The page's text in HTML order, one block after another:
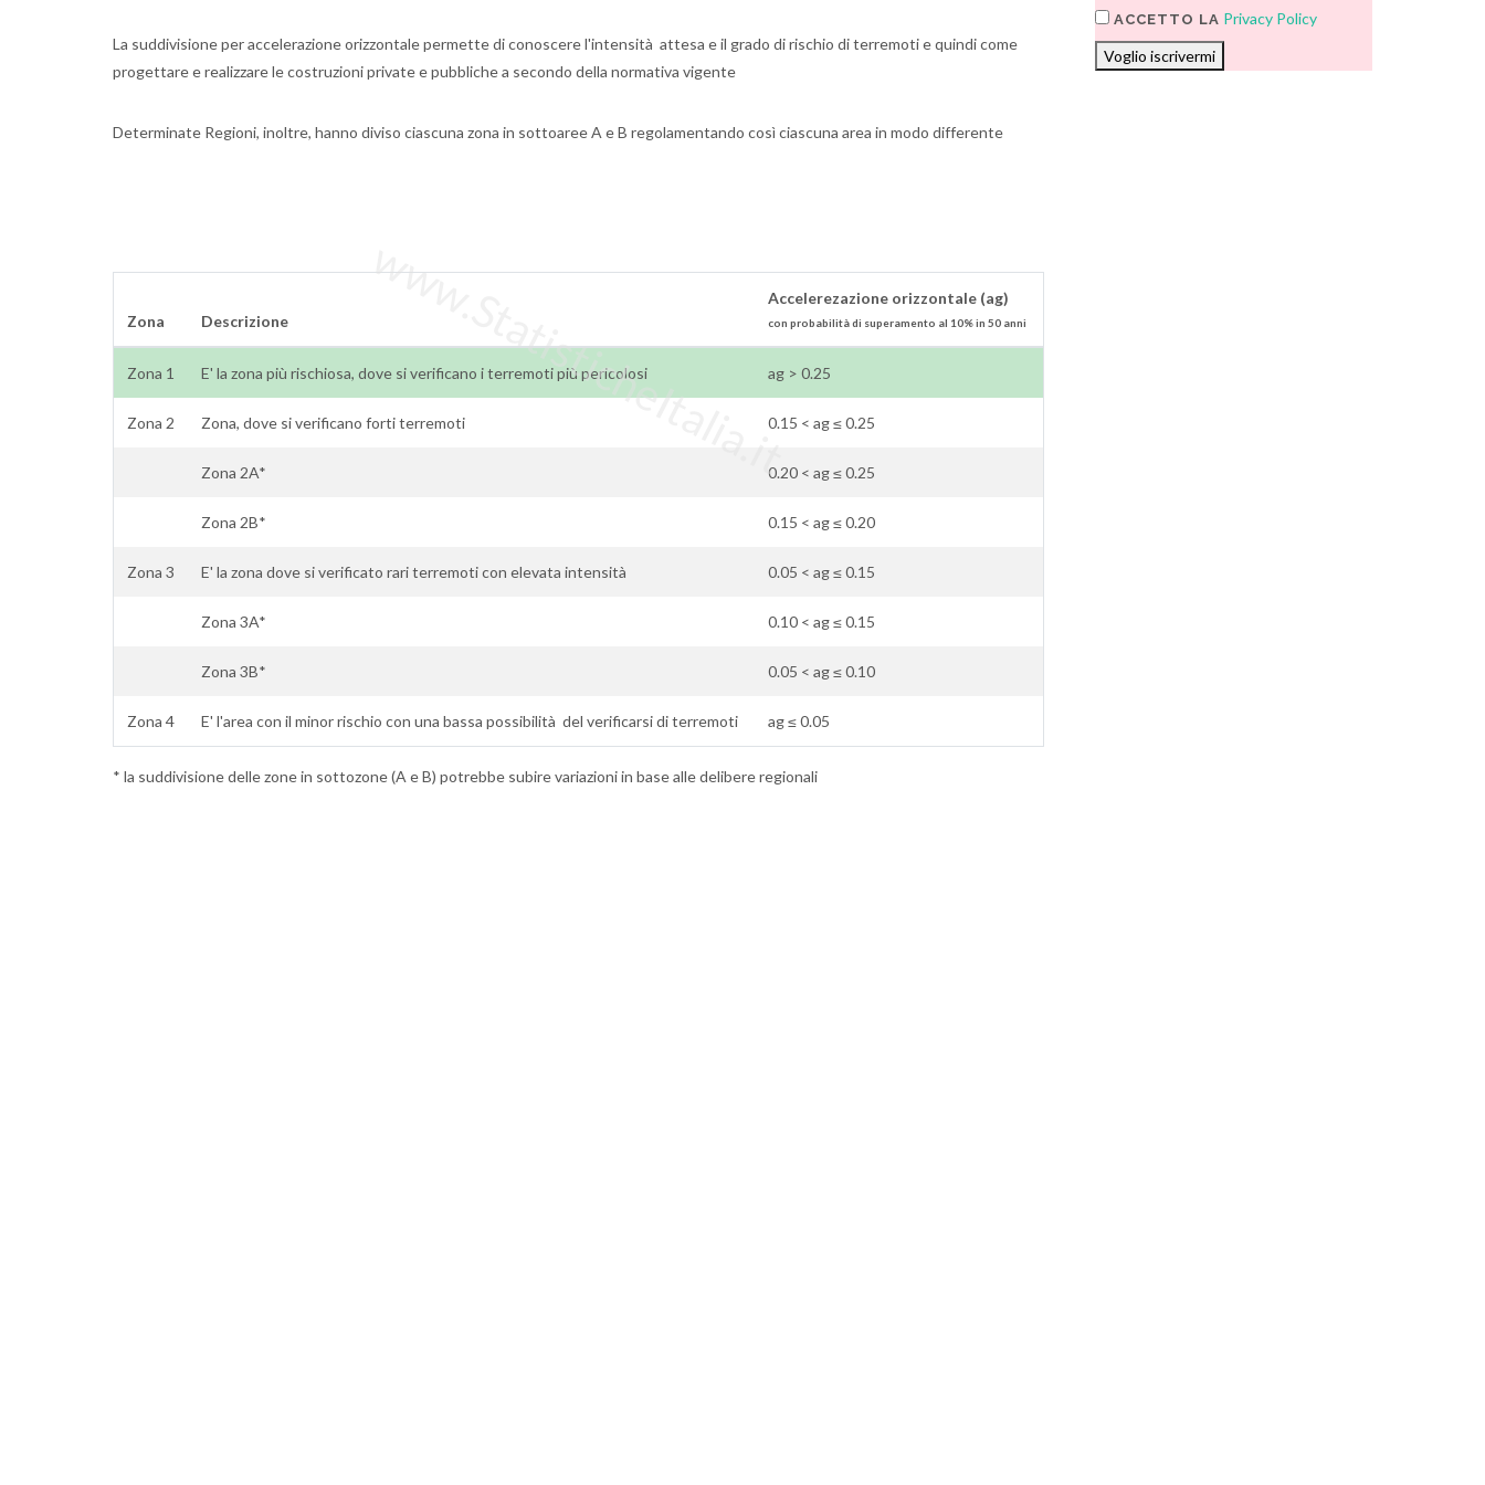
La suddivisione per accelerazione orizzontale permette di conoscere l'intensità attesa e il grado di rischio di terremoti e quindi come
progettare e realizzare le costruzioni private e pubbliche a secondo della normativa vigente
Determinate Regioni, inoltre, hanno diviso ciascuna zona in sottoaree A e B regolamentando così ciascuna area in modo differente
Zona Descrizione
Accelerezazione orizzontale (ag)
con probabilità di superamento al 10% in 50 anni
Zona 1 E' la zona più rischiosa, dove si verificano i terremoti più pericolosi ag > 0.25
Zona 2 Zona, dove si verificano forti terremoti 0.15 < ag ≤ 0.25
Zona 2A* 0.20 < ag ≤ 0.25
Zona 2B* 0.15 < ag ≤ 0.20
Zona 3 E' la zona dove si verificato rari terremoti con elevata intensità 0.05 < ag ≤ 0.15
Zona 3A* 0.10 < ag ≤ 0.15
Zona 3B* 0.05 < ag ≤ 0.10
Zona 4 E' l'area con il minor rischio con una bassa possibilità del verificarsi di terremoti ag ≤ 0.05
www.StatisticheItalia.it
* la suddivisione delle zone in sottozone (A e B) potrebbe subire variazioni in base alle delibere regionali
ACCETTO LA Privacy Policy
Voglio iscrivermi